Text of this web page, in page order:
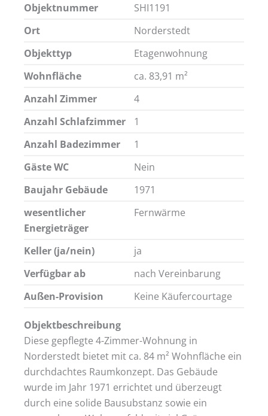
Objektnummer
SHI1191
Ort
Norderstedt
Objekttyp
Etagenwohnung
Wohnfläche
ca. 83,91 m²
Anzahl Zimmer
4
Anzahl Schlafzimmer
1
Anzahl Badezimmer
1
Gäste WC
Nein
Baujahr Gebäude
1971
wesentlicher
Energieträger
Fernwärme
Keller (ja/nein)
ja
Verfügbar ab
nach Vereinbarung
Außen-Provision
Keine Käufercourtage
Objektbeschreibung
Diese gepflegte 4-Zimmer-Wohnung in
Norderstedt bietet mit ca. 84 m² Wohnfläche ein
durchdachtes Raumkonzept. Das Gebäude
wurde im Jahr 1971 errichtet und überzeugt
durch eine solide Bausubstanz sowie ein